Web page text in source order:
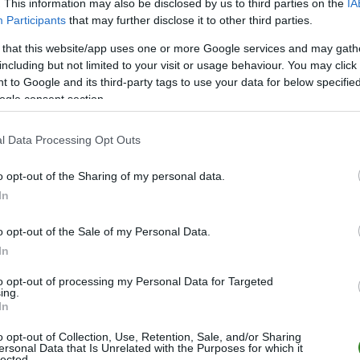
This information may also be disclosed by us to third parties on the
Participants that may further disclose it to other third parties.
that this website/app uses one or more Google services and may
but not limited to your visit or usage behaviour. You may
to Google and its third-party tags to use your data for below
consent section.
Data Processing Opt Outs
opt-out of the Sharing of my personal data.
opt-out of the Sale of my Personal Data.
opt-out of processing my Personal Data for Targeted
opt-out of Collection, Use, Retention, Sale, and/or Sharing
Data that Is Unrelated with the Purposes for which it
Łańcuta. Przyjezdni wyprowadzili kontratak, który pewnym
broniły korzystnego wyniku i czyhały na kotrataki. Po jednym z
zabrakło mu precyzji.
się to tylko na rzucie rożnym.
minucie bramkę zdobyłCole Hellert, który "na raty" znalazł
wrażenie pogodzonych z losem co było wodą na młyn dla